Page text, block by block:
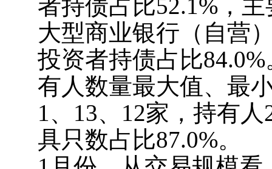
者持债占比52.1%，
大型商业银行（自营
投资者持债占比
有人数量最大值、最
1、13、12家，持有
具只数占比87.0%。